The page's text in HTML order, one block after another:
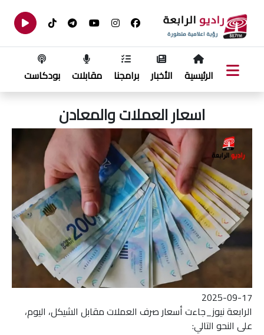
الرئيسية الأخبار برامجنا مقابلات بودكاست
اسعار العملات والمعادن
2025-09-17
الرابعة نيوز_جاءت أسعار صرف العملات مقابل الشيكل، اليوم،
على النحو التالي: